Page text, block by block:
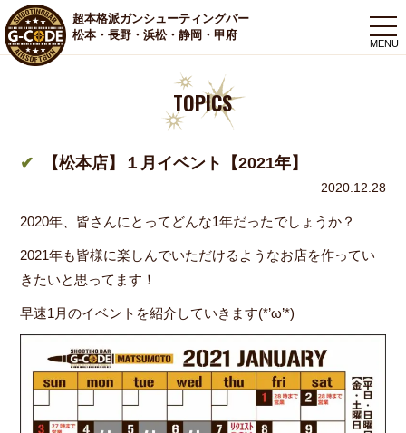
超本格派ガンシューティングバー
松本・長野・浜松・静岡・甲府
TOPICS
【松本店】１月イベント【2021年】
2020.12.28
2020年、皆さんにとってどんな1年だったでしょうか？
2021年も皆様に楽しんでいただけるようなお店を作ってい
きたいと思ってます！
早速1月のイベントを紹介していきます(*’ω’*)